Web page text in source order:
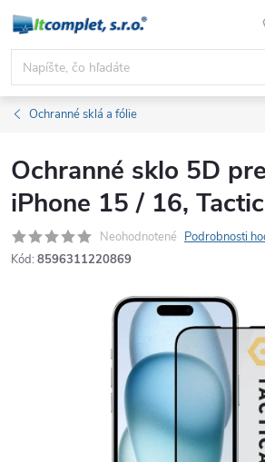
Prejsť
obsah
Ochranné sklá a fólie
Ochranné sklo 5D
iPhone 15 / 16,
Neohodnotené Podrobnosti
Kód: 8596311220869